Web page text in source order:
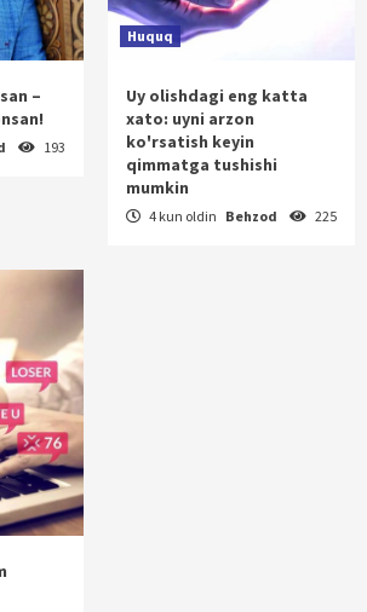
–
193
Huquq
Uy olishdagi eng katta
xato: uyni arzon
ko'rsatish keyin
qimmatga tushishi
mumkin
4 kun oldin Behzod 225